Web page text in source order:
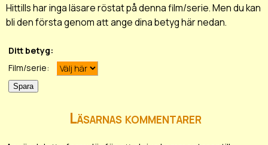
Hittills har inga läsare röstat på denna film/serie. Men du kan
bli den första genom att ange dina betyg här nedan.
Ditt betyg:
Film/serie:
Läsarnas kommentarer